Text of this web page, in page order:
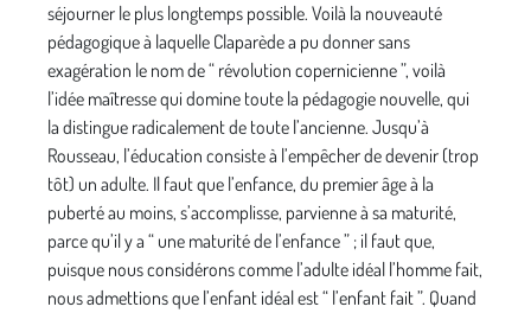
séjourner le plus longtemps possible. Voilà la nouveauté
pédagogique à laquelle Claparède a pu donner sans
exagération le nom de “ révolution copernicienne ”, voilà
l’idée maîtresse qui domine toute la pédagogie nouvelle, qui
la distingue radicalement de toute l’ancienne. Jusqu’à
Rousseau, l’éducation consiste à l’empêcher de devenir (trop
tôt) un adulte. Il faut que l’enfance, du premier âge à la
puberté au moins, s’accomplisse, parvienne à sa maturité,
parce qu’il y a “ une maturité de l’enfance ” ; il faut que,
puisque nous considérons comme l’adulte idéal l’homme fait,
nous admettions que l’enfant idéal est “ l’enfant fait ”. Quand